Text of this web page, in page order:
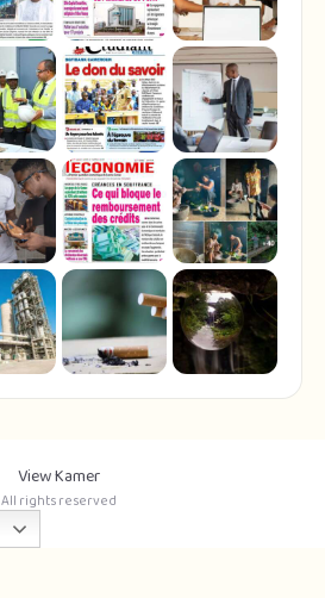
View Kamer
All rights reserved